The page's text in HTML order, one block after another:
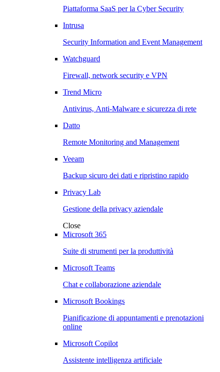
Piattaforma SaaS per la Cyber Security
Intrusa
Security Information and Event Management
Watchguard
Firewall, network security e VPN
Trend Micro
Antivirus, Anti-Malware e sicurezza di rete
Datto
Remote Monitoring and Management
Veeam
Backup sicuro dei dati e ripristino rapido
Privacy Lab
Gestione della privacy aziendale
Close
Microsoft 365
Suite di strumenti per la produttività
Microsoft Teams
Chat e collaborazione aziendale
Microsoft Bookings
Pianificazione di appuntamenti e prenotazioni
online
Microsoft Copilot
Assistente intelligenza artificiale